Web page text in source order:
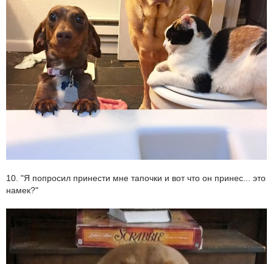
10. "Я попросил принести мне тапочки и вот что он принес... это
намек?"